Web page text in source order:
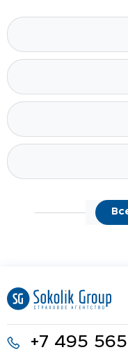
+7 495